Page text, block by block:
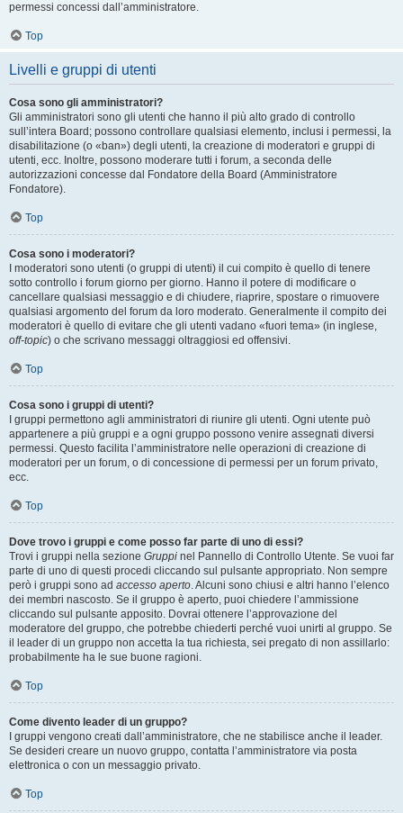
permessi concessi dall’amministratore.
Top
Livelli e gruppi di utenti
Cosa sono gli amministratori?
Gli amministratori sono gli utenti che hanno il più alto grado di controllo
sull’intera Board; possono controllare qualsiasi elemento, inclusi i permessi, la
disabilitazione (o «ban») degli utenti, la creazione di moderatori e gruppi di
utenti, ecc. Inoltre, possono moderare tutti i forum, a seconda delle
autorizzazioni concesse dal Fondatore della Board (Amministratore
Fondatore).
Top
Cosa sono i moderatori?
I moderatori sono utenti (o gruppi di utenti) il cui compito è quello di tenere
sotto controllo i forum giorno per giorno. Hanno il potere di modificare o
cancellare qualsiasi messaggio e di chiudere, riaprire, spostare o rimuovere
qualsiasi argomento del forum da loro moderato. Generalmente il compito dei
moderatori è quello di evitare che gli utenti vadano «fuori tema» (in inglese,
off-topic) o che scrivano messaggi oltraggiosi ed offensivi.
Top
Cosa sono i gruppi di utenti?
I gruppi permettono agli amministratori di riunire gli utenti. Ogni utente può
appartenere a più gruppi e a ogni gruppo possono venire assegnati diversi
permessi. Questo facilita l’amministratore nelle operazioni di creazione di
moderatori per un forum, o di concessione di permessi per un forum privato,
ecc.
Top
Dove trovo i gruppi e come posso far parte di uno di essi?
Trovi i gruppi nella sezione Gruppi nel Pannello di Controllo Utente. Se vuoi far
parte di uno di questi procedi cliccando sul pulsante appropriato. Non sempre
però i gruppi sono ad accesso aperto. Alcuni sono chiusi e altri hanno l’elenco
dei membri nascosto. Se il gruppo è aperto, puoi chiedere l’ammissione
cliccando sul pulsante apposito. Dovrai ottenere l’approvazione del
moderatore del gruppo, che potrebbe chiederti perché vuoi unirti al gruppo. Se
il leader di un gruppo non accetta la tua richiesta, sei pregato di non assillarlo:
probabilmente ha le sue buone ragioni.
Top
Come divento leader di un gruppo?
I gruppi vengono creati dall’amministratore, che ne stabilisce anche il leader.
Se desideri creare un nuovo gruppo, contatta l’amministratore via posta
elettronica o con un messaggio privato.
Top